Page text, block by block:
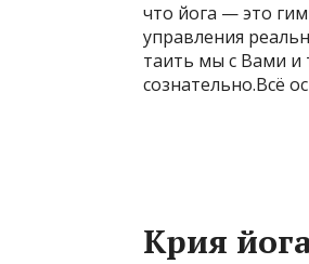
что йога — это
управления
таить мы с Вами и
сознательно.Всё
Крия